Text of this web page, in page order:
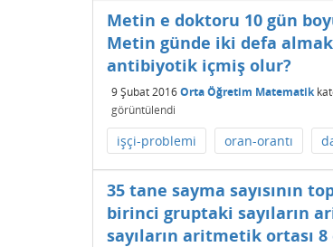
Metin e doktoru 10 gün
Metin günde iki defa
antibiyotik içmiş olur?
9 Şubat 2016Orta Öğretim Matematik
görüntülendi
işçi-problemi oran-orantı
35 tane sayma sayısının
birinci gruptaki sayıların
sayıların aritmetik ortası